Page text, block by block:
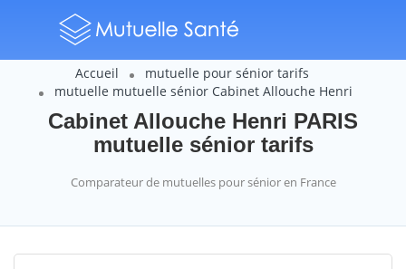
Accueil
mutuelle pour sénior tarifs
mutuelle mutuelle sénior Cabinet Allouche Henri
Cabinet Allouche Henri PARIS
mutuelle sénior tarifs
Comparateur de mutuelles pour sénior en France